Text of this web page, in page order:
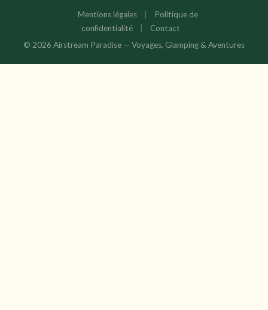
Mentions légales |
Politique de
confidentialité
|
Contact
© 2026 Airstream Paradise — Voyages, Glamping & Aventures